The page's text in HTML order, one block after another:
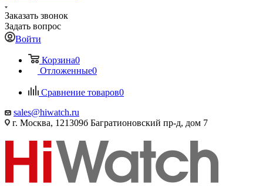
Заказать звонок
Задать вопрос
Войти
Корзина0
Отложенные0
Сравнение товаров0
sales@hiwatch.ru
г. Москва, 121309б Багратионовский пр-д, дом 7